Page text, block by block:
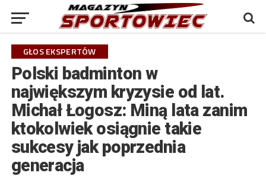
GŁOS EKSPERTÓW
Polski badminton w
największym kryzysie od lat.
Michał Łogosz: Miną lata zanim
ktokolwiek osiągnie takie
sukcesy jak poprzednia
generacja